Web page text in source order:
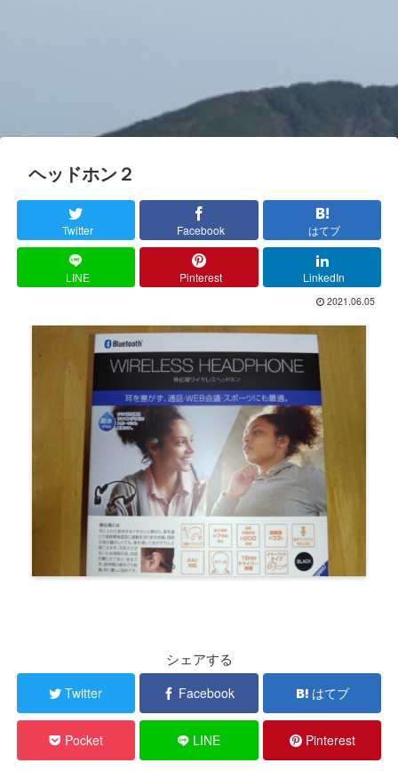
ヘッドホン２
Twitter Facebook はてブ
LINE Pinterest LinkedIn
2021.06.05
シェアする
Twitter Facebook はてブ
Pocket LINE Pinterest